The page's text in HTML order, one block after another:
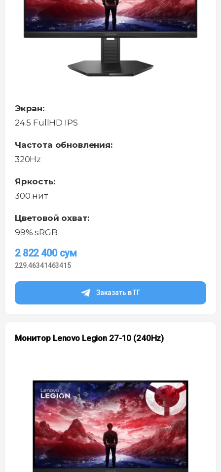
Экран:
24.5 FullHD IPS
Частота обновления:
320Hz
Яркость:
300 нит
Цветовой охват:
99% sRGB
2 822 400 сум
229.46341463415
Заказать в ТГ
Монитор Lenovo Legion 27-10 (240Hz)